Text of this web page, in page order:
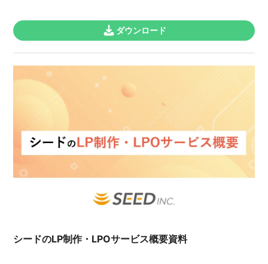
ダウンロード
シードのLP制作・LPOサービス概要資料